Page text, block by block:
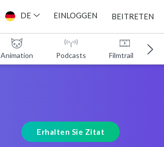
DE EINLOGGEN BEITRETEN
Animation Podcasts Filmtrailer
Erhalten Sie Zitat